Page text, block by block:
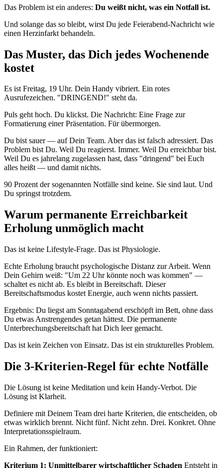
Das Problem ist ein anderes: Du weißt nicht, was ein Notfall ist.
Und solange das so bleibt, wirst Du jede Feierabend-Nachricht wie
einen Herzinfarkt behandeln.
Das Muster, das Dich jedes Wochenende
kostet
Es ist Freitag, 19 Uhr. Dein Handy vibriert. Ein rotes
Ausrufezeichen. "DRINGEND!" steht da.
Puls geht hoch. Du klickst. Die Nachricht: Eine Frage zur
Formatierung einer Präsentation. Für übermorgen.
Du bist sauer — auf Dein Team. Aber das ist falsch adressiert. Das
Problem bist Du. Weil Du reagierst. Immer. Weil Du erreichbar bist.
Weil Du es jahrelang zugelassen hast, dass "dringend" bei Euch
alles heißt — und damit nichts.
90 Prozent der sogenannten Notfälle sind keine. Sie sind laut. Und
Du springst trotzdem.
Warum permanente Erreichbarkeit
Erholung unmöglich macht
Das ist keine Lifestyle-Frage. Das ist Physiologie.
Echte Erholung braucht psychologische Distanz zur Arbeit. Wenn
Dein Gehirn weiß: "Um 22 Uhr könnte noch was kommen" —
schaltet es nicht ab. Es bleibt in Bereitschaft. Dieser
Bereitschaftsmodus kostet Energie, auch wenn nichts passiert.
Ergebnis: Du liegst am Sonntagabend erschöpft im Bett, ohne dass
Du etwas Anstrengendes getan hättest. Die permanente
Unterbrechungsbereitschaft hat Dich leer gemacht.
Das ist kein Zeichen von Einsatz. Das ist ein strukturelles Problem.
Die 3-Kriterien-Regel für echte Notfälle
Die Lösung ist keine Meditation und kein Handy-Verbot. Die
Lösung ist Klarheit.
Definiere mit Deinem Team drei harte Kriterien, die entscheiden, ob
etwas wirklich brennt. Nicht fünf. Nicht zehn. Drei. Konkret. Ohne
Interpretationsspielraum.
Ein Rahmen, der funktioniert:
Kriterium 1: Unmittelbarer wirtschaftlicher Schaden Entsteht in